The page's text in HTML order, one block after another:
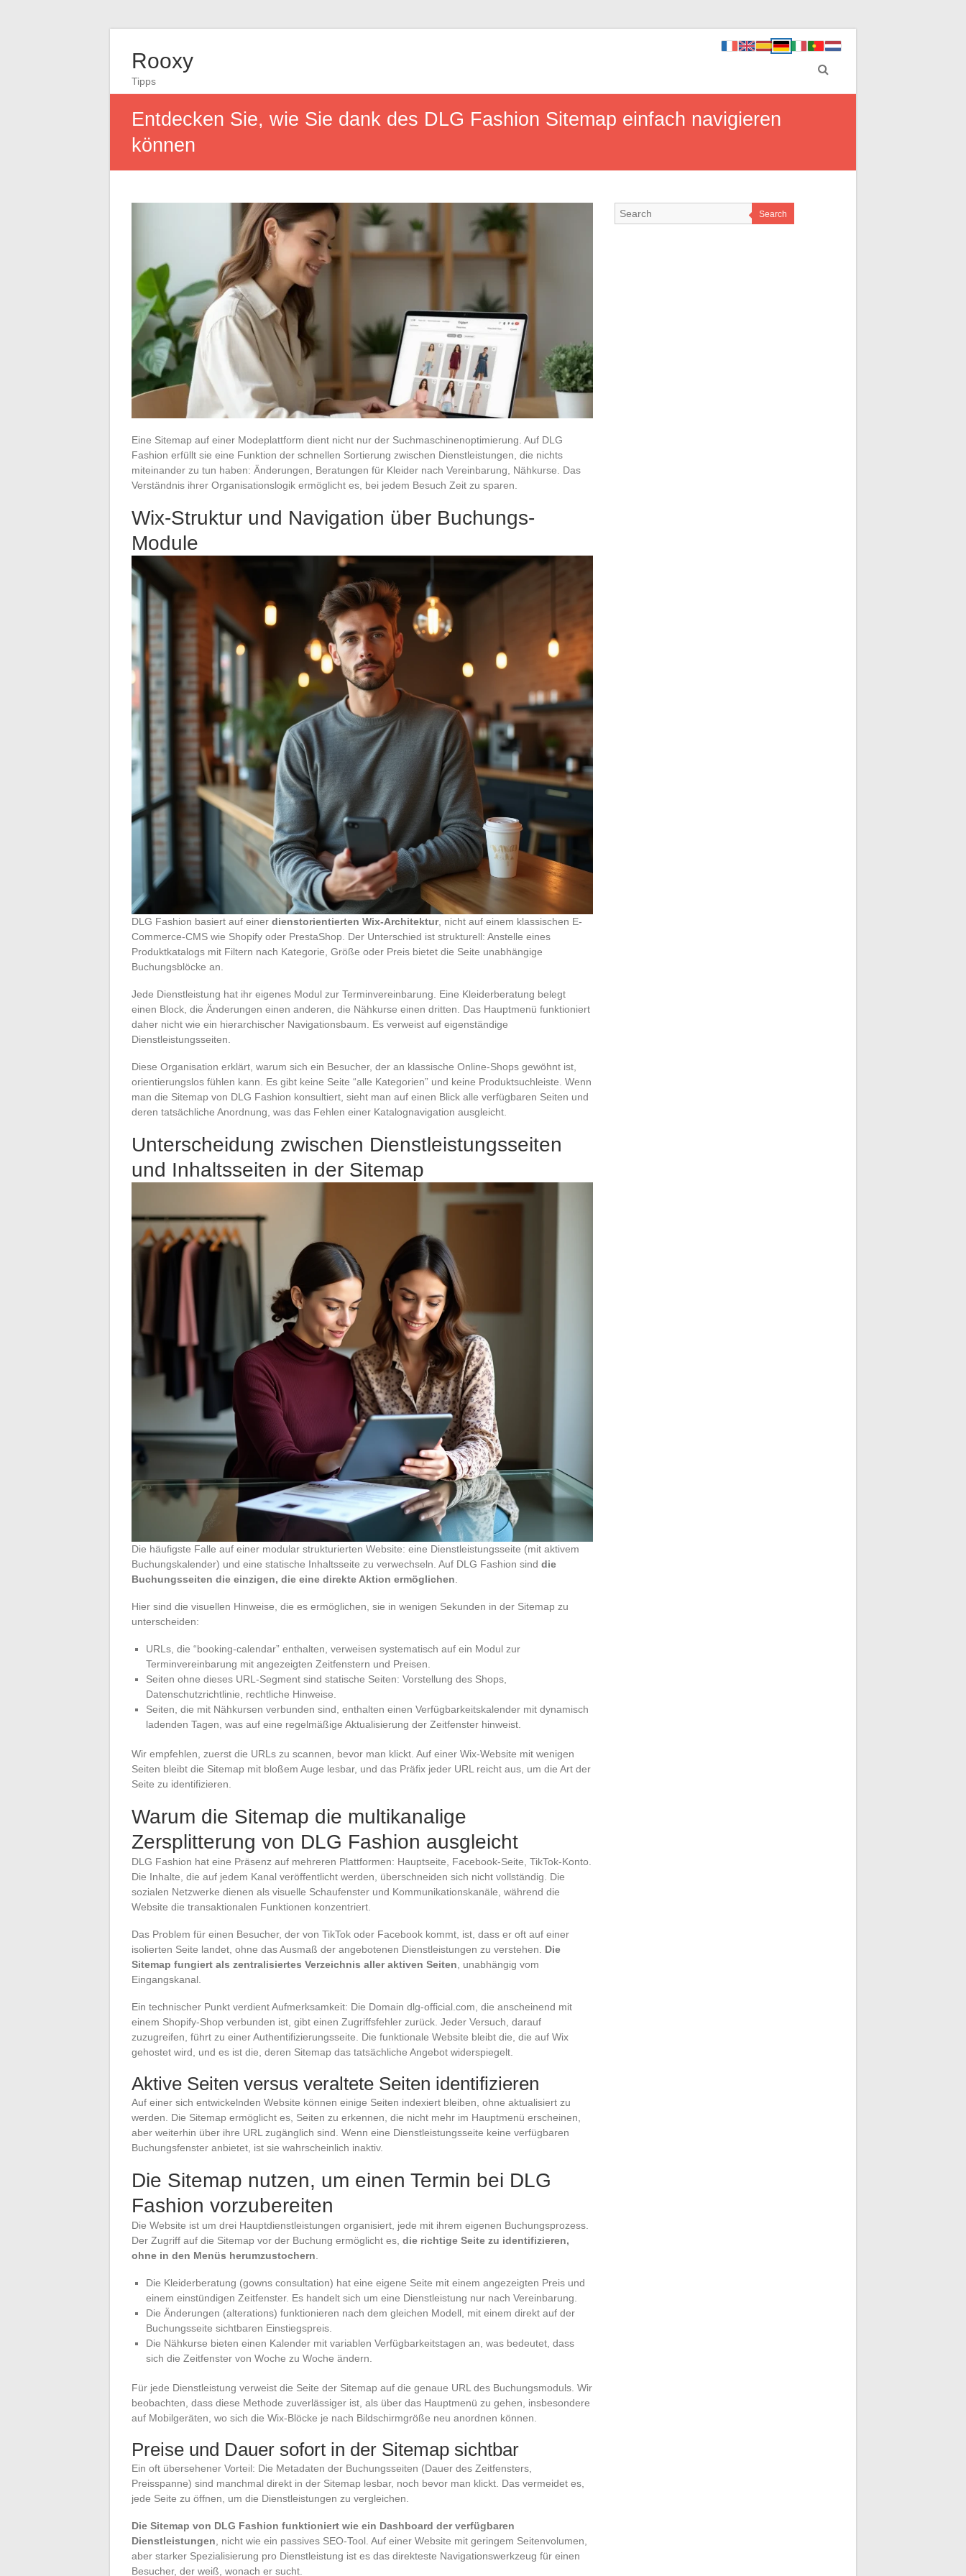
Rooxy
Tipps
Entdecken Sie, wie Sie dank des DLG Fashion Sitemap einfach navigieren
können
Eine Sitemap auf einer Modeplattform dient nicht nur der Suchmaschinenoptimierung. Auf DLG
Fashion erfüllt sie eine Funktion der schnellen Sortierung zwischen Dienstleistungen, die nichts
miteinander zu tun haben: Änderungen, Beratungen für Kleider nach Vereinbarung, Nähkurse. Das
Verständnis ihrer Organisationslogik ermöglicht es, bei jedem Besuch Zeit zu sparen.
Wix-Struktur und Navigation über Buchungs-
Module
DLG Fashion basiert auf einer dienstorientierten Wix-Architektur, nicht auf einem klassischen E-
Commerce-CMS wie Shopify oder PrestaShop. Der Unterschied ist strukturell: Anstelle eines
Produktkatalogs mit Filtern nach Kategorie, Größe oder Preis bietet die Seite unabhängige
Buchungsblöcke an.
Jede Dienstleistung hat ihr eigenes Modul zur Terminvereinbarung. Eine Kleiderberatung belegt
einen Block, die Änderungen einen anderen, die Nähkurse einen dritten. Das Hauptmenü funktioniert
daher nicht wie ein hierarchischer Navigationsbaum. Es verweist auf eigenständige
Dienstleistungsseiten.
Diese Organisation erklärt, warum sich ein Besucher, der an klassische Online-Shops gewöhnt ist,
orientierungslos fühlen kann. Es gibt keine Seite “alle Kategorien” und keine Produktsuchleiste. Wenn
man die Sitemap von DLG Fashion konsultiert, sieht man auf einen Blick alle verfügbaren Seiten und
deren tatsächliche Anordnung, was das Fehlen einer Katalognavigation ausgleicht.
Unterscheidung zwischen Dienstleistungsseiten
und Inhaltsseiten in der Sitemap
Die häufigste Falle auf einer modular strukturierten Website: eine Dienstleistungsseite (mit aktivem
Buchungskalender) und eine statische Inhaltsseite zu verwechseln. Auf DLG Fashion sind die
Buchungsseiten die einzigen, die eine direkte Aktion ermöglichen
Hier sind die visuellen Hinweise, die es ermöglichen, sie in wenigen Sekunden in der Sitemap zu
unterscheiden:
URLs, die “booking-calendar” enthalten, verweisen systematisch auf ein Modul zur
Terminvereinbarung mit angezeigten Zeitfenstern und Preisen.
Seiten ohne dieses URL-Segment sind statische Seiten: Vorstellung des Shops,
Datenschutzrichtlinie, rechtliche Hinweise.
Seiten, die mit Nähkursen verbunden sind, enthalten einen Verfügbarkeitskalender mit dynamisch
ladenden Tagen, was auf eine regelmäßige Aktualisierung der Zeitfenster hinweist.
Wir empfehlen, zuerst die URLs zu scannen, bevor man klickt. Auf einer Wix-Website mit wenigen
Seiten bleibt die Sitemap mit bloßem Auge lesbar, und das Präfix jeder URL reicht aus, um die Art der
Seite zu identifizieren.
Warum die Sitemap die multikanalige
Zersplitterung von DLG Fashion ausgleicht
DLG Fashion hat eine Präsenz auf mehreren Plattformen: Hauptseite, Facebook-Seite, TikTok-Konto.
Die Inhalte, die auf jedem Kanal veröffentlicht werden, überschneiden sich nicht vollständig. Die
sozialen Netzwerke dienen als visuelle Schaufenster und Kommunikationskanäle, während die
Website die transaktionalen Funktionen konzentriert.
Das Problem für einen Besucher, der von TikTok oder Facebook kommt, ist, dass er oft auf einer
isolierten Seite landet, ohne das Ausmaß der angebotenen Dienstleistungen zu verstehen. Die
Sitemap fungiert als zentralisiertes Verzeichnis aller aktiven Seiten , unabhängig vom
Eingangskanal.
Ein technischer Punkt verdient Aufmerksamkeit: Die Domain dlg-official.com, die anscheinend mit
einem Shopify-Shop verbunden ist, gibt einen Zugriffsfehler zurück. Jeder Versuch, darauf
zuzugreifen, führt zu einer Authentifizierungsseite. Die funktionale Website bleibt die, die auf Wix
gehostet wird, und es ist die, deren Sitemap das tatsächliche Angebot widerspiegelt.
Aktive Seiten versus veraltete Seiten identifizieren
Auf einer sich entwickelnden Website können einige Seiten indexiert bleiben, ohne aktualisiert zu
werden. Die Sitemap ermöglicht es, Seiten zu erkennen, die nicht mehr im Hauptmenü erscheinen,
aber weiterhin über ihre URL zugänglich sind. Wenn eine Dienstleistungsseite keine verfügbaren
Buchungsfenster anbietet, ist sie wahrscheinlich inaktiv.
Die Sitemap nutzen, um einen Termin bei DLG
Fashion vorzubereiten
Die Website ist um drei Hauptdienstleistungen organisiert, jede mit ihrem eigenen Buchungsprozess.
Der Zugriff auf die Sitemap vor der Buchung ermöglicht es, die richtige Seite zu identifizieren,
ohne in den Menüs herumzustochern
Die Kleiderberatung (gowns consultation) hat eine eigene Seite mit einem angezeigten Preis und
einem einstündigen Zeitfenster. Es handelt sich um eine Dienstleistung nur nach Vereinbarung.
Die Änderungen (alterations) funktionieren nach dem gleichen Modell, mit einem direkt auf der
Buchungsseite sichtbaren Einstiegspreis.
Die Nähkurse bieten einen Kalender mit variablen Verfügbarkeitstagen an, was bedeutet, dass
sich die Zeitfenster von Woche zu Woche ändern.
Für jede Dienstleistung verweist die Seite der Sitemap auf die genaue URL des Buchungsmoduls. Wir
beobachten, dass diese Methode zuverlässiger ist, als über das Hauptmenü zu gehen, insbesondere
auf Mobilgeräten, wo sich die Wix-Blöcke je nach Bildschirmgröße neu anordnen können.
Preise und Dauer sofort in der Sitemap sichtbar
Ein oft übersehener Vorteil: Die Metadaten der Buchungsseiten (Dauer des Zeitfensters,
Preisspanne) sind manchmal direkt in der Sitemap lesbar, noch bevor man klickt. Das vermeidet es,
jede Seite zu öffnen, um die Dienstleistungen zu vergleichen.
Die Sitemap von DLG Fashion funktioniert wie ein Dashboard der verfügbaren
Dienstleistungen , nicht wie ein passives SEO-Tool. Auf einer Website mit geringem Seitenvolumen,
aber starker Spezialisierung pro Dienstleistung ist es das direkteste Navigationswerkzeug für einen
Besucher, der weiß, wonach er sucht.
Search